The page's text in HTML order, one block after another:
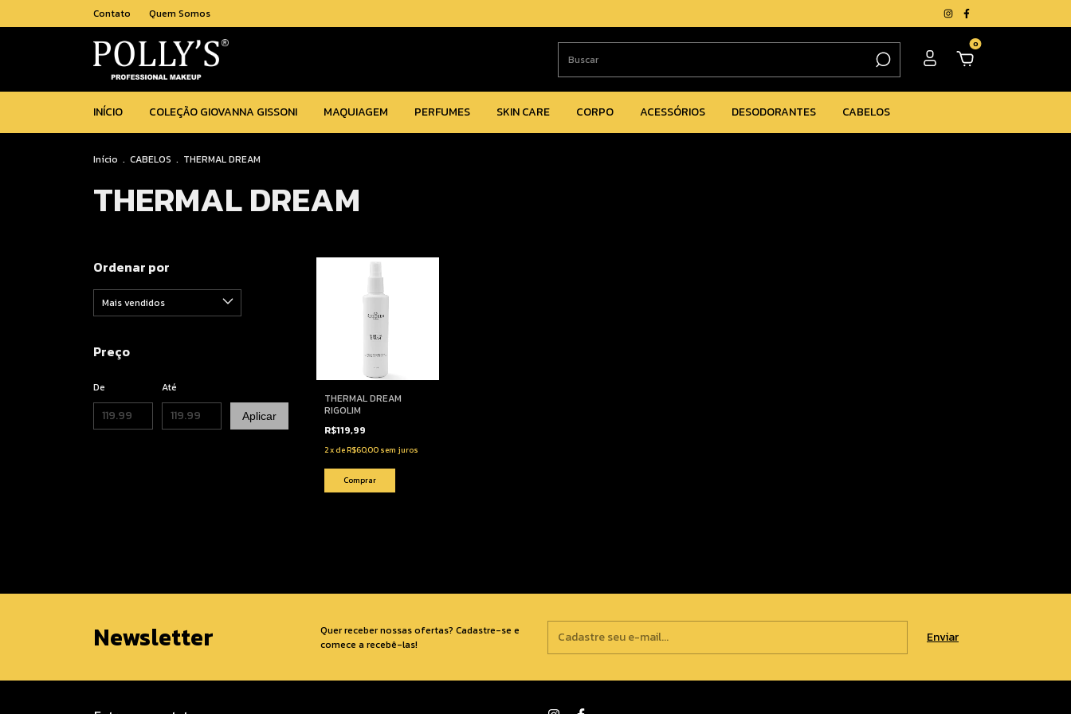
Contato Quem Somos
0
INÍCIO COLEÇÃO GIOVANNA GISSONI MAQUIAGEM PERFUMES SKIN CARE CORPO ACESSÓRIOS DESODORANTES CABELOS
Início . CABELOS . THERMAL DREAM
THERMAL DREAM
Ordenar por
Preço
De Até
Aplicar
THERMAL DREAM
RIGOLIM
R$119,99
2xdeR$60,00 sem juros
Newsletter
Quer receber nossas ofertas? Cadastre-se e
comece a recebê-las!